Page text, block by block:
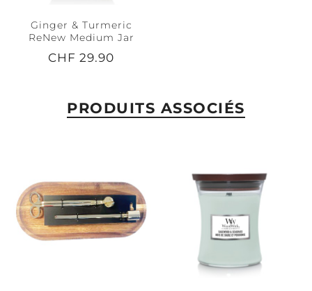
Ginger & Turmeric
ReNew Medium Jar
CHF 29.90
PRODUITS ASSOCIÉS